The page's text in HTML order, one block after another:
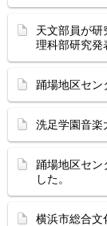
天文部員が
理科部研究発
踊場地区セン
洗足学園音楽
踊場地区セン
した。
横浜市総合文